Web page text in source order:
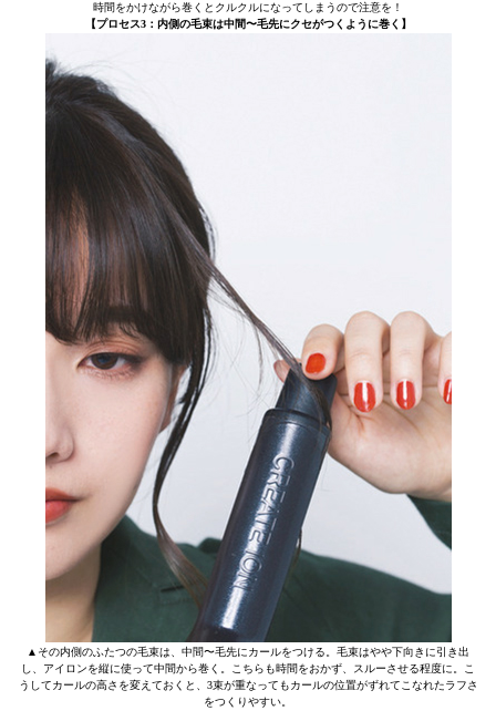
時間をかけながら巻くとクルクルになってしまうので注意を！
【プロセス3：内側の毛束は中間〜毛先にクセがつくように巻く】
▲その内側のふたつの毛束は、中間〜毛先にカールをつける。毛束はやや下向きに引き出
し、アイロンを縦に使って中間から巻く。こちらも時間をおかず、スルーさせる程度に。こ
うしてカールの高さを変えておくと、3束が重なってもカールの位置がずれてこなれたラフさ
をつくりやすい。